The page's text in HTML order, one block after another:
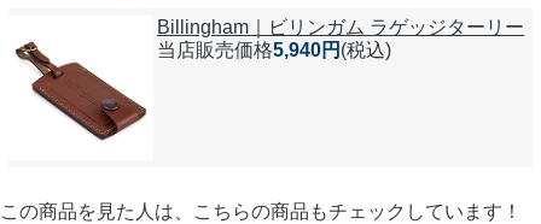
Billingham｜ビリンガム ラゲッジターリー
当店販売価格5,940円 (税込)
この商品を見た人は、こちらの商品もチェックしています！